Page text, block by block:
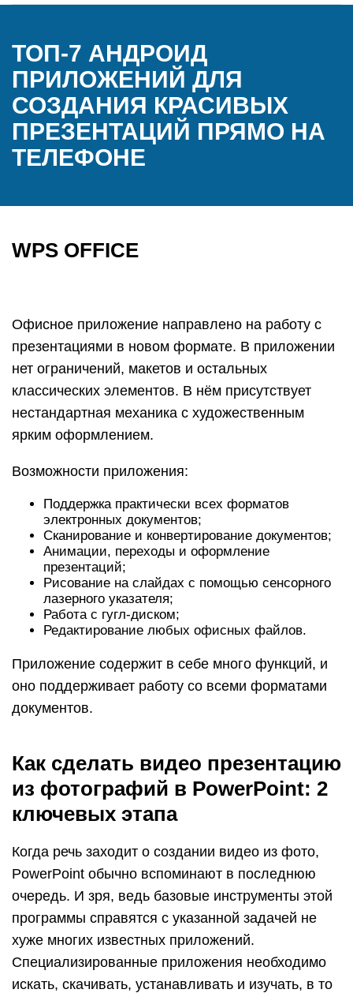
ТОП-7 АНДРОИД
ПРИЛОЖЕНИЙ ДЛЯ
СОЗДАНИЯ КРАСИВЫХ
ПРЕЗЕНТАЦИЙ ПРЯМО НА
ТЕЛЕФОНЕ
WPS OFFICE
Офисное приложение направлено на работу с
презентациями в новом формате. В приложении
нет ограничений, макетов и остальных
классических элементов. В нём присутствует
нестандартная механика с художественным
ярким оформлением.
Возможности приложения:
Поддержка практически всех форматов
электронных документов;
Сканирование и конвертирование документов;
Анимации, переходы и оформление
презентаций;
Рисование на слайдах с помощью сенсорного
лазерного указателя;
Работа с гугл-диском;
Редактирование любых офисных файлов.
Приложение содержит в себе много функций, и
оно поддерживает работу со всеми форматами
документов.
Как сделать видео презентацию
из фотографий в PowerPoint: 2
ключевых этапа
Когда речь заходит о создании видео из фото,
PowerPoint обычно вспоминают в последнюю
очередь. И зря, ведь базовые инструменты этой
программы справятся с указанной задачей не
хуже многих известных приложений.
Специализированные приложения необходимо
искать, скачивать, устанавливать и изучать, в то